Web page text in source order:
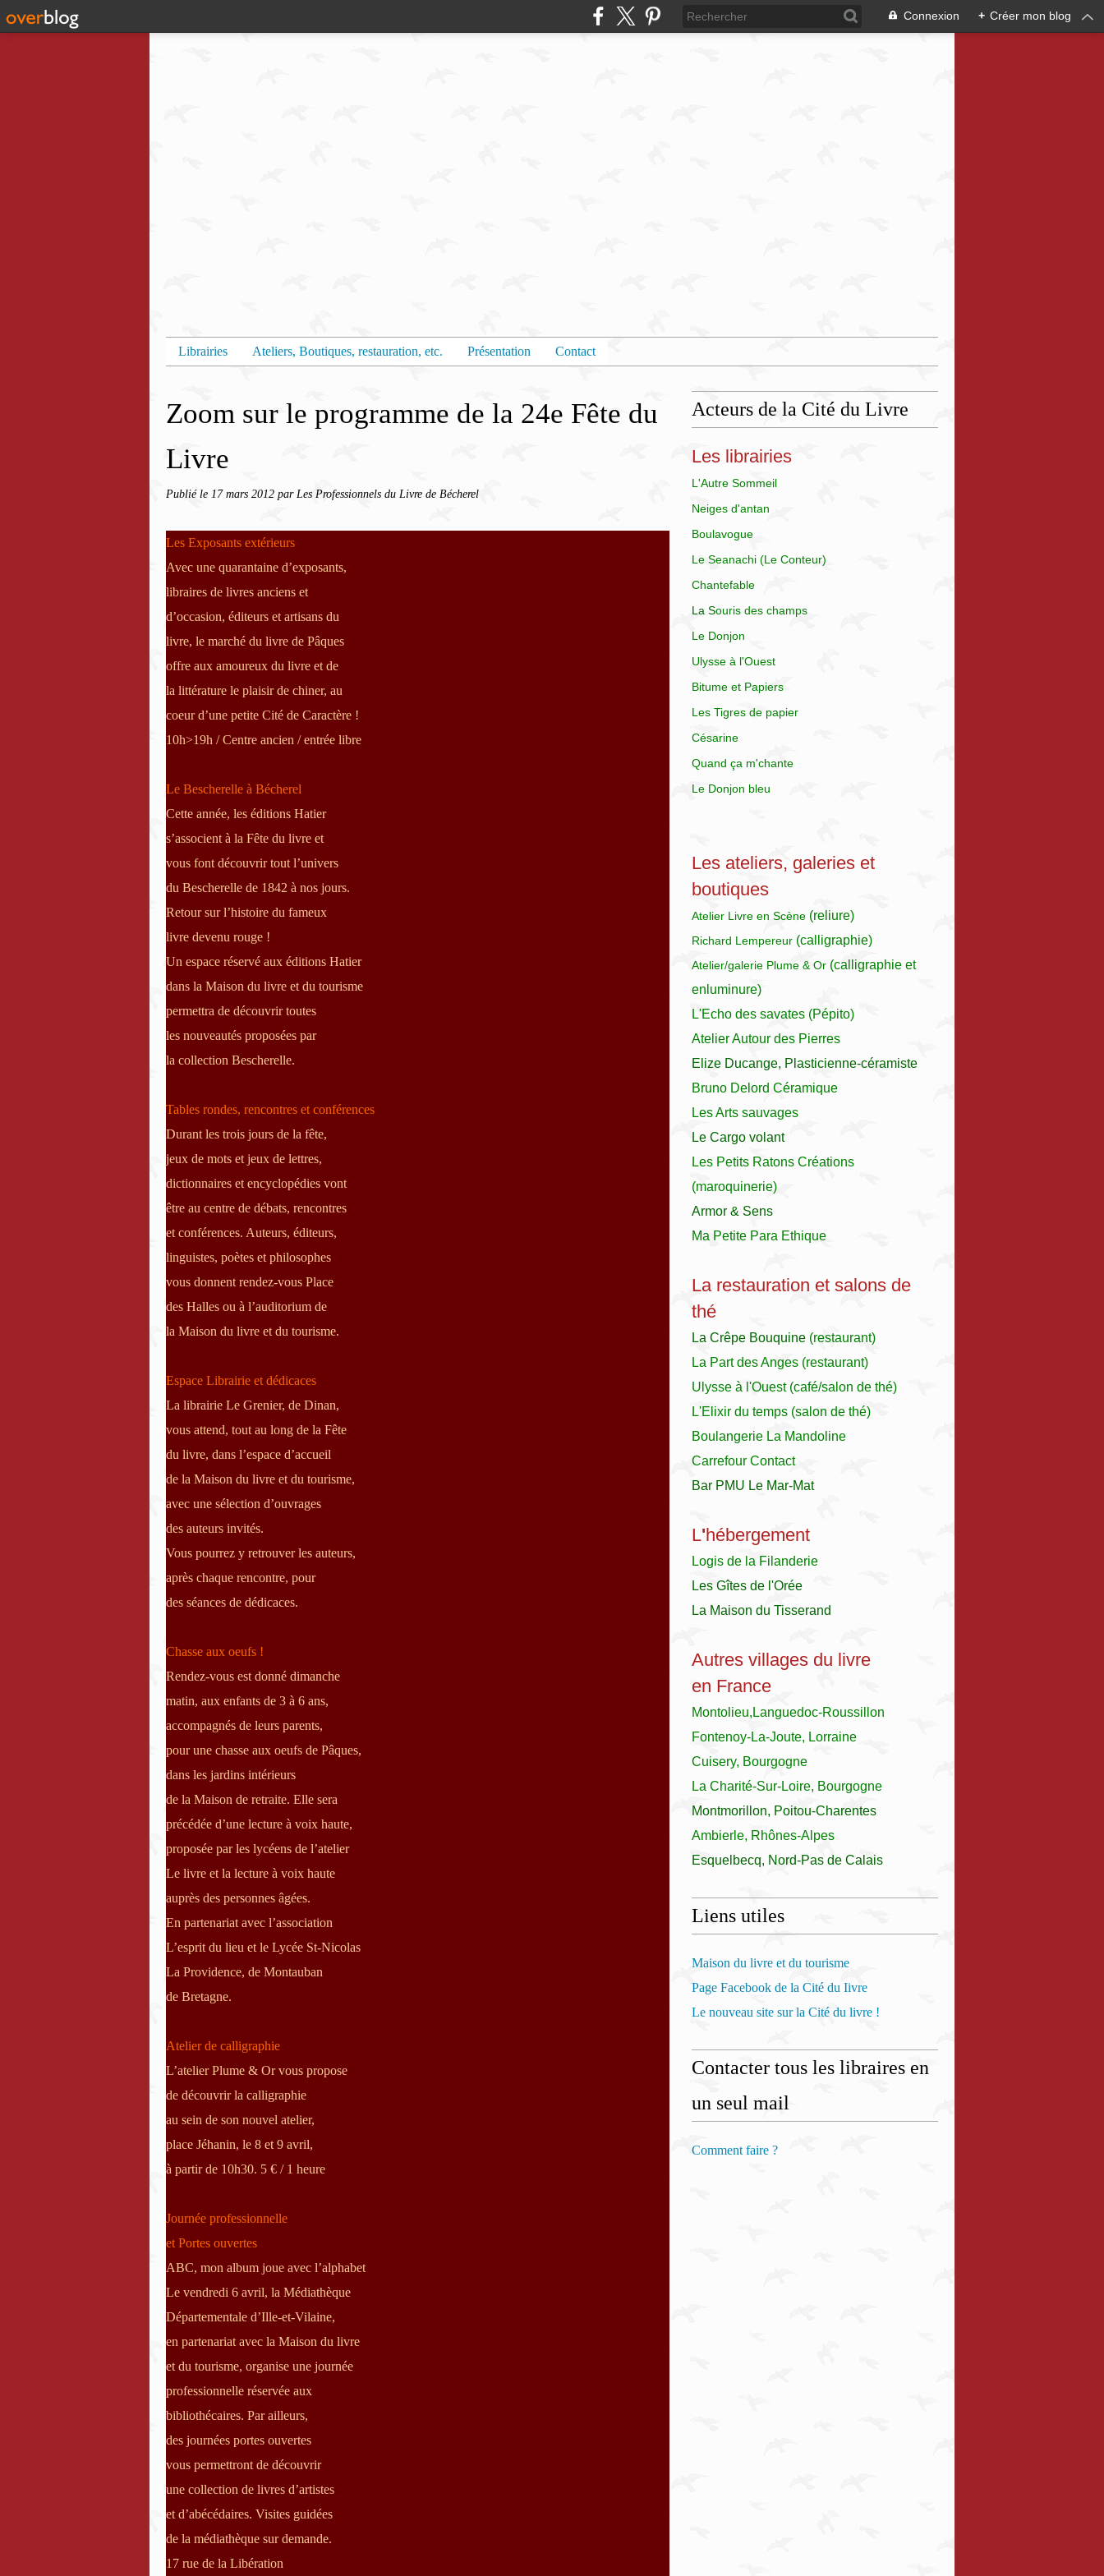
Connexion + Créer mon blog
Librairies Ateliers, Boutiques, restauration, etc. Présentation Contact
Zoom sur le programme de la 24e Fête du
Livre
Publié le 17 mars 2012 par Les Professionnels du Livre de Bécherel
Les Exposants extérieurs
Avec une quarantaine d’exposants,
libraires de livres anciens et
d’occasion, éditeurs et artisans du
livre, le marché du livre de Pâques
offre aux amoureux du livre et de
la littérature le plaisir de chiner, au
coeur d’une petite Cité de Caractère !
10h>19h / Centre ancien / entrée libre
Le Bescherelle à Bécherel
Cette année, les éditions Hatier
s’associent à la Fête du livre et
vous font découvrir tout l’univers
du Bescherelle de 1842 à nos jours.
Retour sur l’histoire du fameux
livre devenu rouge !
Un espace réservé aux éditions Hatier
dans la Maison du livre et du tourisme
permettra de découvrir toutes
les nouveautés proposées par
la collection Bescherelle.
Tables rondes, rencontres et conférences
Durant les trois jours de la fête,
jeux de mots et jeux de lettres,
dictionnaires et encyclopédies vont
être au centre de débats, rencontres
et conférences. Auteurs, éditeurs,
linguistes, poètes et philosophes
vous donnent rendez-vous Place
des Halles ou à l’auditorium de
la Maison du livre et du tourisme.
Espace Librairie et dédicaces
La librairie Le Grenier, de Dinan,
vous attend, tout au long de la Fête
du livre, dans l’espace d’accueil
de la Maison du livre et du tourisme,
avec une sélection d’ouvrages
des auteurs invités.
Vous pourrez y retrouver les auteurs,
après chaque rencontre, pour
des séances de dédicaces.
Chasse aux oeufs !
Rendez-vous est donné dimanche
matin, aux enfants de 3 à 6 ans,
accompagnés de leurs parents,
pour une chasse aux oeufs de Pâques,
dans les jardins intérieurs
de la Maison de retraite. Elle sera
précédée d’une lecture à voix haute,
proposée par les lycéens de l’atelier
Le livre et la lecture à voix haute
auprès des personnes âgées.
En partenariat avec l’association
L’esprit du lieu et le Lycée St-Nicolas
La Providence, de Montauban
de Bretagne.
Atelier de calligraphie
L’atelier Plume & Or vous propose
de découvrir la calligraphie
au sein de son nouvel atelier,
place Jéhanin, le 8 et 9 avril,
à partir de 10h30. 5 € / 1 heure
Journée professionnelle
et Portes ouvertes
ABC, mon album joue avec l’alphabet
Le vendredi 6 avril, la Médiathèque
Départementale d’Ille-et-Vilaine,
en partenariat avec la Maison du livre
et du tourisme, organise une journée
professionnelle réservée aux
bibliothécaires. Par ailleurs,
des journées portes ouvertes
vous permettront de découvrir
une collection de livres d’artistes
et d’abécédaires. Visites guidées
de la médiathèque sur demande.
17 rue de la Libération
Acteurs de la Cité du Livre
Les librairies
L'Autre Sommeil
Neiges d'antan
Boulavogue
Le Seanachi (Le Conteur)
Chantefable
La Souris des champs
Le Donjon
Ulysse à l'Ouest
Bitume et Papiers
Les Tigres de papier
Césarine
Quand ça m'chante
Le Donjon bleu
Les ateliers, galeries et
boutiques
Atelier Livre en Scène (reliure)
Richard Lempereur (calligraphie)
Atelier/galerie Plume & Or (calligraphie et
enluminure)
L'Echo des savates (Pépito)
Atelier Autour des Pierres
Elize Ducange, Plasticienne-céramiste
Bruno Delord Céramique
Les Arts sauvages
Le Cargo volant
Les Petits Ratons Créations
(maroquinerie)
Armor & Sens
Ma Petite Para Ethique
La restauration et salons de
thé
La Crêpe Bouquine (restaurant)
La Part des Anges (restaurant)
Ulysse à l'Ouest(café/salon de thé)
L'Elixir du temps (salon de thé)
Boulangerie La Mandoline
Carrefour Contact
Bar PMU Le Mar-Mat
L'hébergement
Logis de la Filanderie
Les Gîtes de l'Orée
La Maison du Tisserand
Autres villages du livre
en France
Montolieu,Languedoc-Roussillon
Fontenoy-La-Joute, Lorraine
Cuisery, Bourgogne
La Charité-Sur-Loire, Bourgogne
Montmorillon, Poitou-Charentes
Ambierle, Rhônes-Alpes
Esquelbecq, Nord-Pas de Calais
Liens utiles
Maison du livre et du tourisme
Page Facebook de la Cité du Iivre
Le nouveau site sur la Cité du livre !
Contacter tous les libraires en
un seul mail
Comment faire ?